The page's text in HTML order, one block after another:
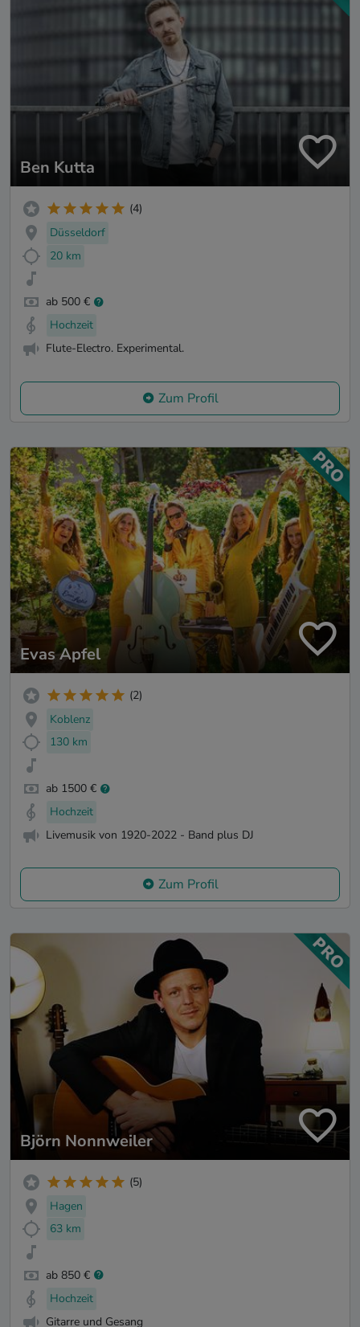
Ben Kutta
(4)
Düsseldorf
20 km
ab 500 €
Hochzeit
Flute-Electro. Experimental.
Zum Profil
Evas Apfel
(2)
Koblenz
130 km
ab 1500 €
Hochzeit
Livemusik von 1920-2022 - Band plus DJ
Zum Profil
Björn Nonnweiler
(5)
Hagen
63 km
ab 850 €
Hochzeit
Gitarre und Gesang